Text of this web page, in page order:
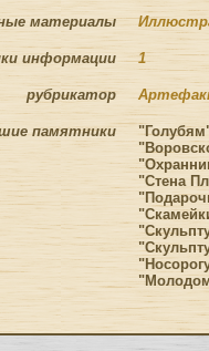
материалы
информации 1
рубрикатор
памятники
"Стена